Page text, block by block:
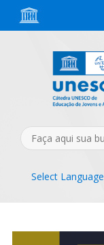
Select Language